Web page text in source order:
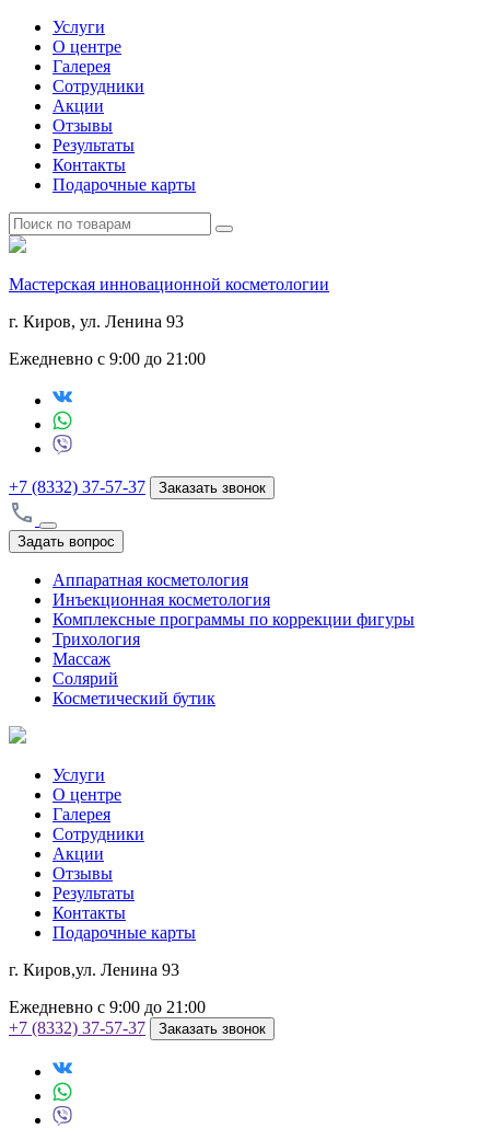
Услуги
О центре
Галерея
Сотрудники
Акции
Отзывы
Результаты
Контакты
Подарочные карты
Мастерская инновационной косметологии
г. Киров, ул. Ленина 93
Ежедневно с 9:00 до 21:00
+7 (8332) 37-57-37 Заказать звонок
Задать вопрос
Аппаратная косметология
Инъекционная косметология
Комплексные программы по коррекции фигуры
Трихология
Массаж
Солярий
Косметический бутик
Услуги
О центре
Галерея
Сотрудники
Акции
Отзывы
Результаты
Контакты
Подарочные карты
г. Киров,ул. Ленина 93
Ежедневно с 9:00 до 21:00
+7 (8332) 37-57-37
Заказать звонок